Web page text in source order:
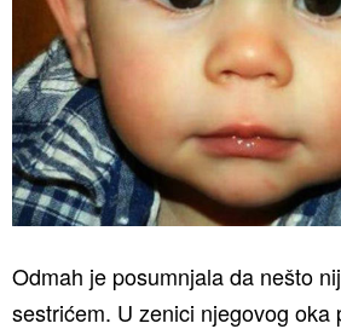
Odmah je posumnjala da nešto
sestrićem. U zenici njegovog oka